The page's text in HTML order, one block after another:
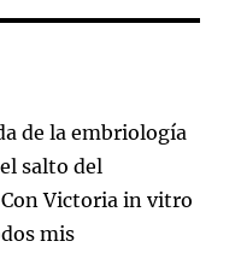
de la embriología
salto del
Victoria in vitro
mis